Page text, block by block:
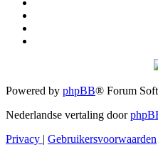
Powered by phpBB® Forum
Nederlandse vertaling door
Privacy | Gebruikersvoorwaarden